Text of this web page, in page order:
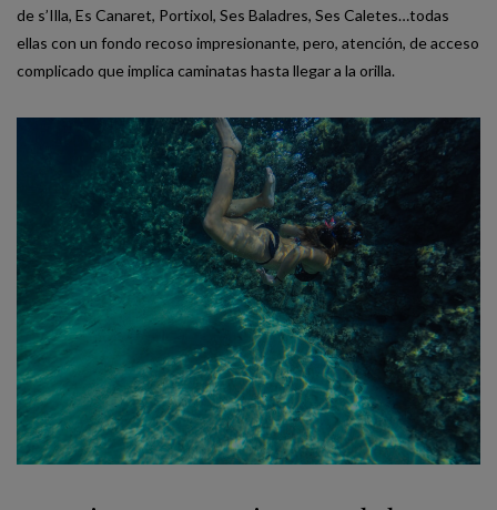
de s’Illa, Es Canaret, Portixol, Ses Baladres, Ses Caletes…todas
ellas con un fondo recoso impresionante, pero, atención, de acceso
complicado que implica caminatas hasta llegar a la orilla.